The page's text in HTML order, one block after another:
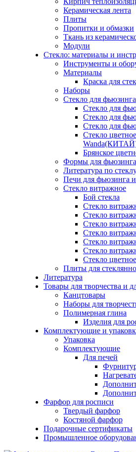
Керамическая лента
Плиты
Пропитки и обмазки
Ткань из
Модули
Стекло: материалы и
Инструменты и
Материалы
Краска для
Наборы
Стекло для фьюзинга
Стекло для
Стекло для
Стекло для
Стекло
Брянское
Формы для фьюзинга
Литература по
Печи для фьюзинга
Стекло витражное
Бой стекла
Стекло
Стекло
Стекло
Стекло
Стекло
Стекло
Стекло
Плиты для
Литература
Товары для творчества и
Канцтовары
Наборы для
Полимерная глина
Изделия для
Комплектующие и
Упаковка
Комплектующие
Для печей
Фарфор для росписи
Твердый фарфор
Костяной фарфор
Подарочные сертификаты
Промышленное